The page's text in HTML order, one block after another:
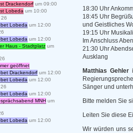
18:30 Uhr
18:45 Uhr
und Geistliches
19:15 Uhr
Im Anschluss
21:30 Uhr
Ausklang
Matthias Gehler
Sänger und
Bitte melden Sie
Leiten Sie diese
Wir würden uns
Drackendorf um 09:00
Lobeda um 10:00
Lobeda um 12:00
Lobeda um 12:00
Haus - Stadtplatz um
geöffnet
Drackendorf um 12:00
Lobeda um 12:00
Lobeda um 12:00
MNH um
Lobeda um 12:00